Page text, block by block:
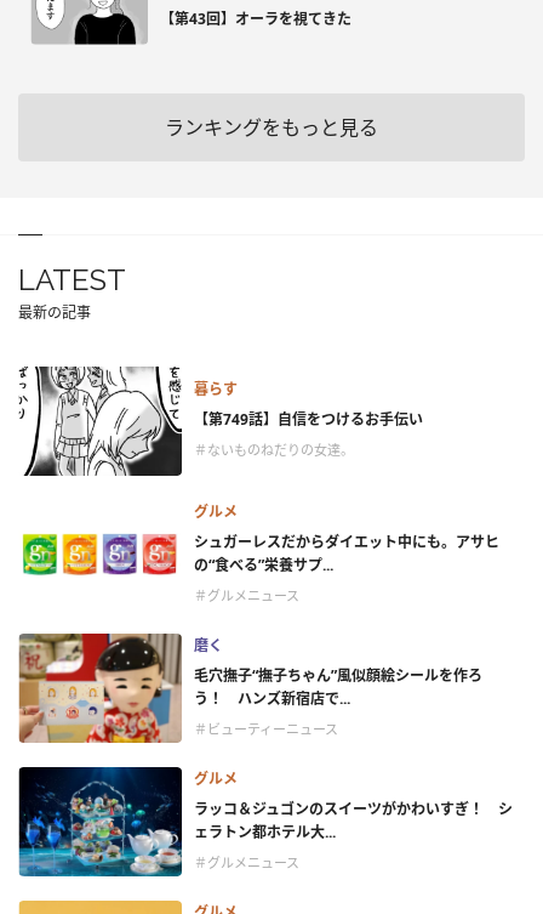
【第43回】オーラを視てきた
ランキングをもっと見る
LATEST
最新の記事
暮らす
【第749話】自信をつけるお手伝い
＃ないものねだりの女達。
グルメ
シュガーレスだからダイエット中にも。アサヒ
の“食べる”栄養サプ...
＃グルメニュース
磨く
毛穴撫子“撫子ちゃん”風似顔絵シールを作ろ
う！ ハンズ新宿店で...
＃ビューティーニュース
グルメ
ラッコ＆ジュゴンのスイーツがかわいすぎ！ シ
ェラトン都ホテル大...
＃グルメニュース